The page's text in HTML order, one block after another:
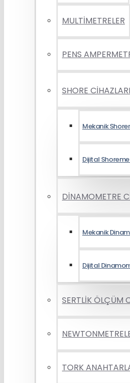
MULTİMETRELER
PENS
SHORE CİHAZLARI
Mekanik
Dijital
DİNAMOMETRE
Mekanik
Dijital
SERTLİK ÖLÇÜM
TORK